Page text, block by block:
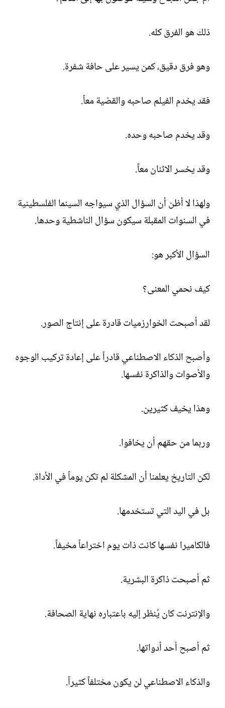
ذلك هو الفرق كله.
وهو فرق دقيق، كمن يسير على حافة شفرة.
فقد يخدم الفيلم صاحبه والقضية معاً.
وقد يخدم صاحبه وحده.
وقد يخسر الاثنان معاً.
ولهذا لا أظن أن السؤال الذي سيواجه السينما الفلسطينية
في السنوات المقبلة سيكون سؤال الناشطية وحدها.
السؤال الأكبر هو:
كيف نحمي المعنى؟
لقد أصبحت الخوارزميات قادرة على إنتاج الصور.
وأصبح الذكاء الاصطناعي قادراً على إعادة تركيب الوجوه
والأصوات والذاكرة نفسها.
وهذا يخيف كثيرين.
وربما من حقهم أن يخافوا.
لكن التاريخ يعلمنا أن المشكلة لم تكن يوماً في الأداة.
بل في اليد التي تستخدمها.
فالكاميرا نفسها كانت ذات يوم اختراعاً مخيفاً.
ثم أصبحت ذاكرة البشرية.
والإنترنت كان يُنظر إليه باعتباره نهاية الصحافة.
ثم أصبح أحد أدواتها.
والذكاء الاصطناعي لن يكون مختلفاً كثيراً.